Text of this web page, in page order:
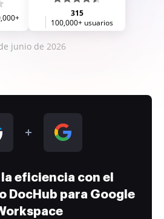
315
100,000+ usuarios
junio de 2026
eficiencia con el
DocHub para Google